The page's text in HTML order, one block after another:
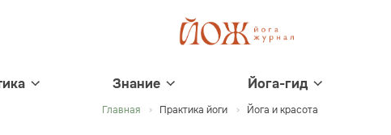
Знание Йога-гид
Главная Практика йоги Йога и красота